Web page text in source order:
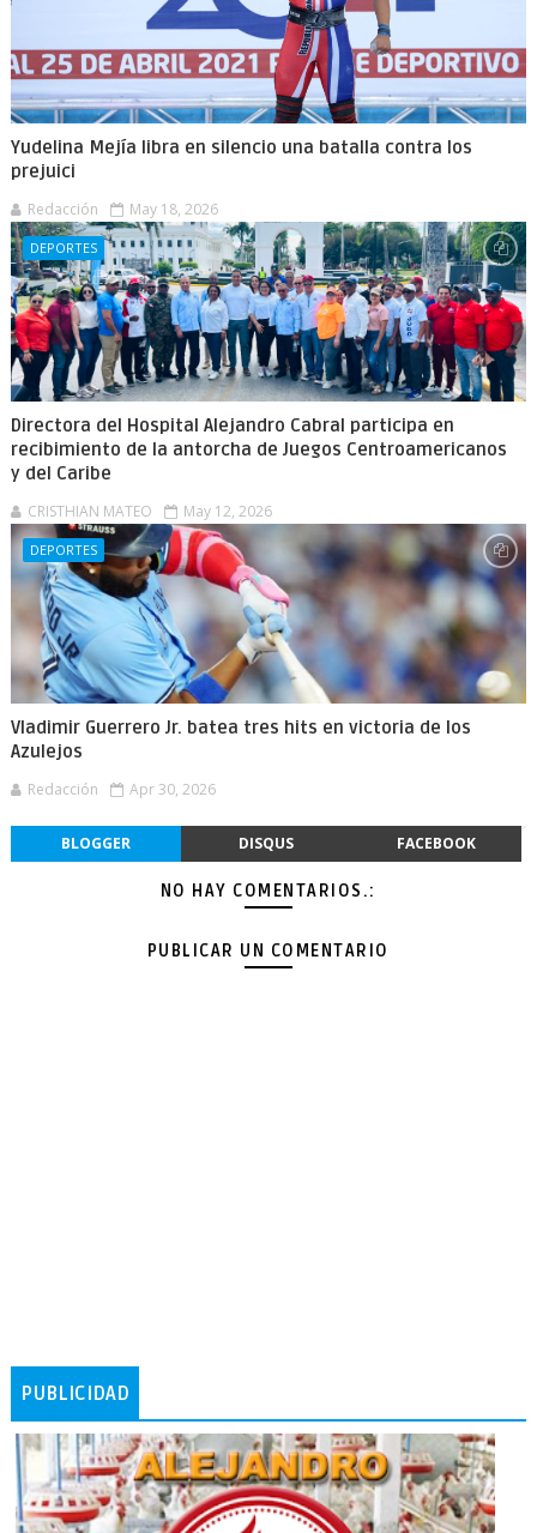
Yudelina Mejía libra en silencio una batalla contra los
prejuici
Redacción May 18, 2026
DEPORTES
Directora del Hospital Alejandro Cabral participa en
recibimiento de la antorcha de Juegos Centroamericanos
y del Caribe
CRISTHIAN MATEO May 12, 2026
DEPORTES
Vladimir Guerrero Jr. batea tres hits en victoria de los
Azulejos
Redacción Apr 30, 2026
BLOGGER DISQUS FACEBOOK
NO HAY COMENTARIOS.:
PUBLICAR UN COMENTARIO
PUBLICIDAD